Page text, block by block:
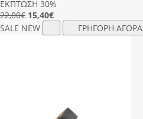
ΕΚΠΤΩΣΗ 30%
22,00€ 15,40€
SALE NEW ΓΡΗΓΟΡΗ ΑΓΟΡΑ